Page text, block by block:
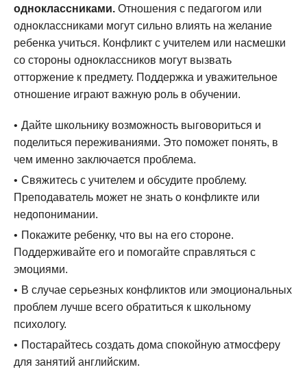
одноклассниками. Отношения с педагогом или
одноклассниками могут сильно влиять на желание
ребенка учиться. Конфликт с учителем или насмешки
со стороны одноклассников могут вызвать
отторжение к предмету. Поддержка и уважительное
отношение играют важную роль в обучении.
Дайте школьнику возможность выговориться и
поделиться переживаниями. Это поможет понять, в
чем именно заключается проблема.
Свяжитесь с учителем и обсудите проблему.
Преподаватель может не знать о конфликте или
недопонимании.
Покажите ребенку, что вы на его стороне.
Поддерживайте его и помогайте справляться с
эмоциями.
В случае серьезных конфликтов или эмоциональных
проблем лучше всего обратиться к школьному
психологу.
Постарайтесь создать дома спокойную атмосферу
для занятий английским.